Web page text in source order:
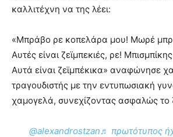
καλλιτέχνη να της λέει:
«Μπράβο ρε κοπελάρα μου! Μωρέ
Αυτές είναι ζεϊμπεκιές, ρε!
Αυτά είναι ζεϊμπέκικα» αναφώνησε
τραγουδιστής με την εντυπωσιακή
χαμογελά, συνεχίζοντας ασφαλώς το
@alexandrostzan♬ πρωτότυπος